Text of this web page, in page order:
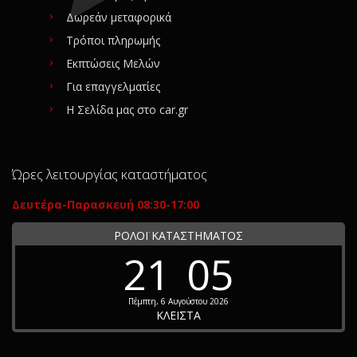
Δωρεάν μεταφορικά
Τρόποι πληρωμής
Εκπτώσεις Μελών
Για επαγγελματίες
Η Σελίδα μας στο car.gr
Ώρες λειτουργίας καταστήματος
Δευτέρα-Παρασκευή 08:30-17:00
ΡΟΛΟΪ ΚΑΤΑΣΤΗΜΑΤΟΣ
21 05
Πέμπτη, 6 Αυγούστου 2026
ΚΛΕΙΣΤΑ